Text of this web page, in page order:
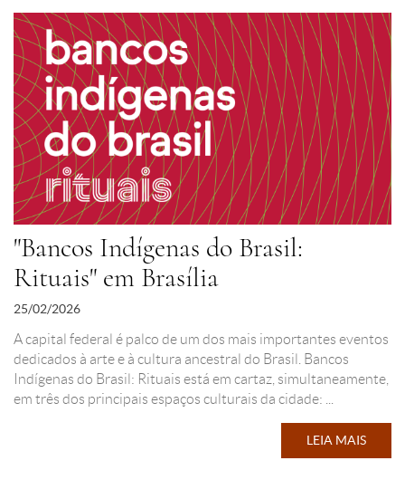
"Bancos Indígenas do Brasil:
Rituais" em Brasília
25/02/2026
A capital federal é palco de um dos mais importantes eventos
dedicados à arte e à cultura ancestral do Brasil. Bancos
Indígenas do Brasil: Rituais está em cartaz, simultaneamente,
em três dos principais espaços culturais da cidade: ...
LEIA MAIS